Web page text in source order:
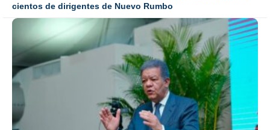
cientos de dirigentes de Nuevo Rumbo